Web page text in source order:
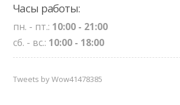
Часы работы:
пн. - пт.: 10:00 - 21:00
сб. - вс.: 10:00 - 18:00
Tweets by Wow41478385